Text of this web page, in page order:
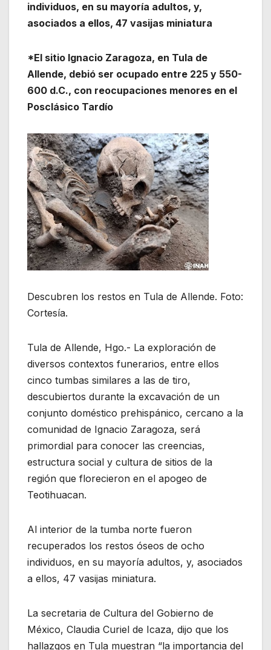
individuos, en su mayoría adultos, y,
asociados a ellos, 47 vasijas miniatura
*El sitio Ignacio Zaragoza, en Tula de
Allende, debió ser ocupado entre 225 y 550-
600 d.C., con reocupaciones menores en el
Posclásico Tardío
Descubren los restos en Tula de Allende. Foto:
Cortesía.
Tula de Allende, Hgo.- La exploración de
diversos contextos funerarios, entre ellos
cinco tumbas similares a las de tiro,
descubiertos durante la excavación de un
conjunto doméstico prehispánico, cercano a la
comunidad de Ignacio Zaragoza, será
primordial para conocer las creencias,
estructura social y cultura de sitios de la
región que florecieron en el apogeo de
Teotihuacan.
Al interior de la tumba norte fueron
recuperados los restos óseos de ocho
individuos, en su mayoría adultos, y, asociados
a ellos, 47 vasijas miniatura.
La secretaria de Cultura del Gobierno de
México, Claudia Curiel de Icaza, dijo que los
hallazgos en Tula muestran “la importancia del